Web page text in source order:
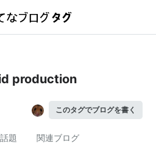
production
このタグでブログを書く
題 関連ブログ